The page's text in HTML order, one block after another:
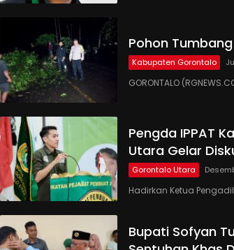
Pohon
Kabupaten Gorontalo
GORONTALO
Pengda IPPAT
Utara Gelar
Gorontalo Utara
Hadirkan Ketua
Bupati Sofyan